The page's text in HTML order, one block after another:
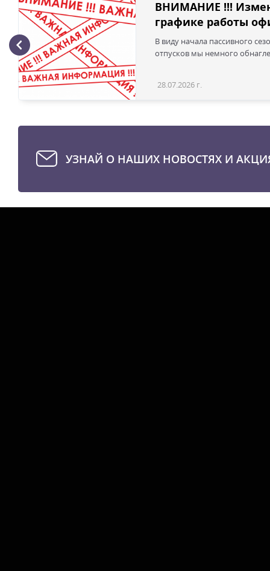
ВНИМАНИЕ !!!
графике работы
В виду начала пассивного
отпусков мы немного
28.07.2026 г.
УЗНАЙ О НАШИХ НОВОСТЯХ И